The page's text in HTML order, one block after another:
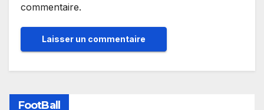
commentaire.
FootBall